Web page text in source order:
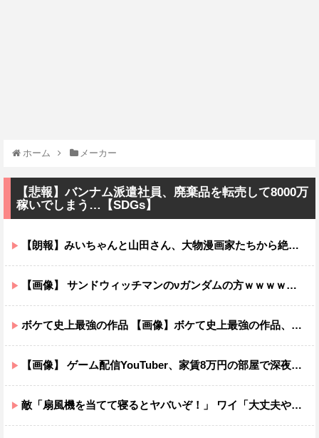
ホーム メーカー
【悲報】バンナム派遣社員、廃棄品を転売して8000万
稼いでしまう…【SDGs】
【朗報】みいちゃんと山田さん、大物漫画家たちから絶賛されるｗｗｗｗ
【画像】 サンドウィッチマンのνガンダムの方ｗｗｗｗｗｗｗｗｗｗｗ
ボケて史上最強の作品 【画像】ボケて史上最強の作品、ついに決まるｗｗｗｗｗｗｗｗ
【画像】 ゲーム配信YouTuber、家賃8万円の部屋で深夜配信→管理会社から厳重注意されてお気持ち表明
敵「扇風機を当てて寝るとヤバいぞ！」 ワイ「大丈夫やろｗｗｗ」扇風機ポチー